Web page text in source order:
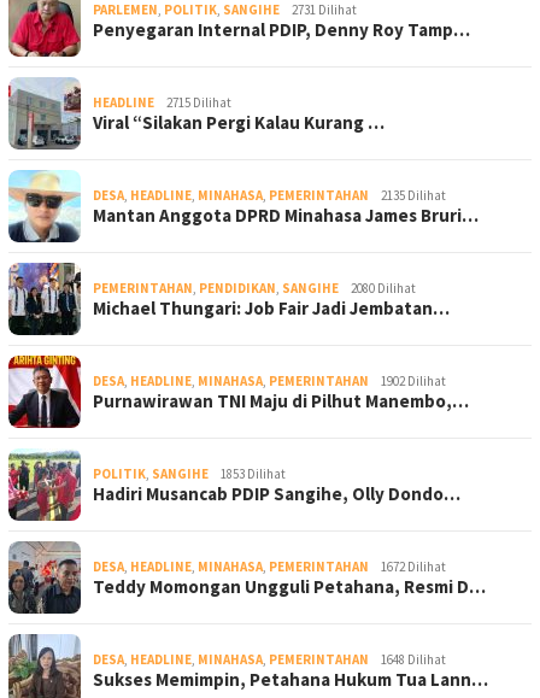
PARLEMEN, POLITIK, SANGIHE 2731 Dilihat
Penyegaran Internal PDIP, Denny Roy Tamp…
HEADLINE 2715 Dilihat
Viral “Silakan Pergi Kalau Kurang …
DESA, HEADLINE, MINAHASA, PEMERINTAHAN 2135 Dilihat
Mantan Anggota DPRD Minahasa James Bruri…
PEMERINTAHAN, PENDIDIKAN, SANGIHE 2080 Dilihat
Michael Thungari: Job Fair Jadi Jembatan…
DESA, HEADLINE, MINAHASA, PEMERINTAHAN 1902 Dilihat
Purnawirawan TNI Maju di Pilhut Manembo,…
POLITIK, SANGIHE 1853 Dilihat
Hadiri Musancab PDIP Sangihe, Olly Dondo…
DESA, HEADLINE, MINAHASA, PEMERINTAHAN 1672 Dilihat
Teddy Momongan Ungguli Petahana, Resmi D…
DESA, HEADLINE, MINAHASA, PEMERINTAHAN 1648 Dilihat
Sukses Memimpin, Petahana Hukum Tua Lann…